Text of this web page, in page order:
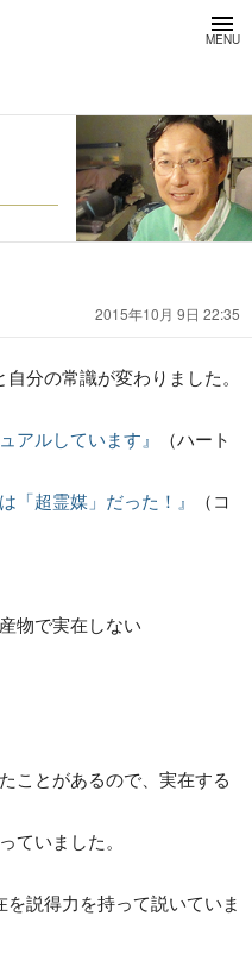
2015年10月 9日 22:35
分の常識が変わりました。
アルしています』
（ハート
「超霊媒」だった！』
（コ
物で実在しない
ことがあるので、実在する
ていました。
説得力を持って説いていま